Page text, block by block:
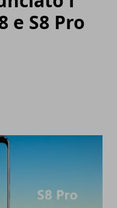
e S8 Pro